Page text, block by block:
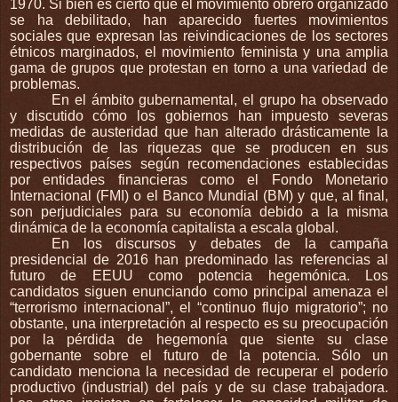
1970. Si bien es cierto que el movimiento obrero organizado
se ha debilitado, han aparecido fuertes movimientos
sociales que expresan las reivindicaciones de los sectores
étnicos marginados, el movimiento feminista y una amplia
gama de grupos que protestan en torno a una variedad de
problemas.
En el ámbito gubernamental, el grupo ha observado
y discutido cómo los gobiernos han impuesto severas
medidas de austeridad que han alterado drásticamente la
distribución de las riquezas que se producen en sus
respectivos países según recomendaciones establecidas
por entidades financieras como el Fondo Monetario
Internacional (FMI) o el Banco Mundial (BM) y que, al final,
son perjudiciales para su economía debido a la misma
dinámica de la economía capitalista a escala global.
En los discursos y debates de la campaña
presidencial de 2016 han predominado las referencias al
futuro de EEUU como potencia hegemónica. Los
candidatos siguen enunciando como principal amenaza el
“terrorismo internacional”, el “continuo flujo migratorio”; no
obstante, una interpretación al respecto es su preocupación
por la pérdida de hegemonía que siente su clase
gobernante sobre el futuro de la potencia. Sólo un
candidato menciona la necesidad de recuperar el poderío
productivo (industrial) del país y de su clase trabajadora.